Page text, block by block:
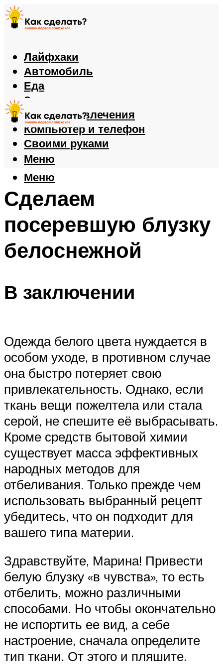
Лайфхаки
Автомобиль
Еда
Здоровье
Игры и развлечения
Компьютер и телефон
Своими руками
Меню
Меню
Сделаем
посеревшую блузку
белоснежной
В заключении
Одежда белого цвета нуждается в
особом уходе, в противном случае
она быстро потеряет свою
привлекательность. Однако, если
ткань вещи пожелтела или стала
серой, не спешите её выбрасывать.
Кроме средств бытовой химии
существует масса эффективных
народных методов для
отбеливания. Только прежде чем
использовать выбранный рецепт
убедитесь, что он подходит для
вашего типа материи.
Здравствуйте, Марина! Привести
белую блузку «в чувства», то есть
отбелить, можно различными
способами. Но чтобы окончательно
не испортить ее вид, а себе
настроение, сначала определите
тип ткани. От этого и пляшите.